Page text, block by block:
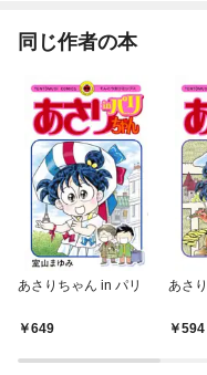
同じ作者の本
あさりちゃん in パリ
649
あさ
594